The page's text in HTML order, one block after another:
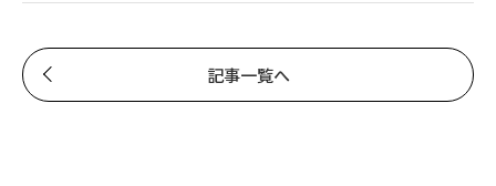
記事一覧へ